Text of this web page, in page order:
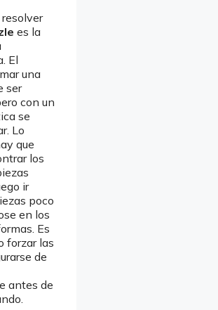
es la
El
una
ser
con un
se
Lo
que
los
ir
poco
en los
Es
forzar las
de
antes de